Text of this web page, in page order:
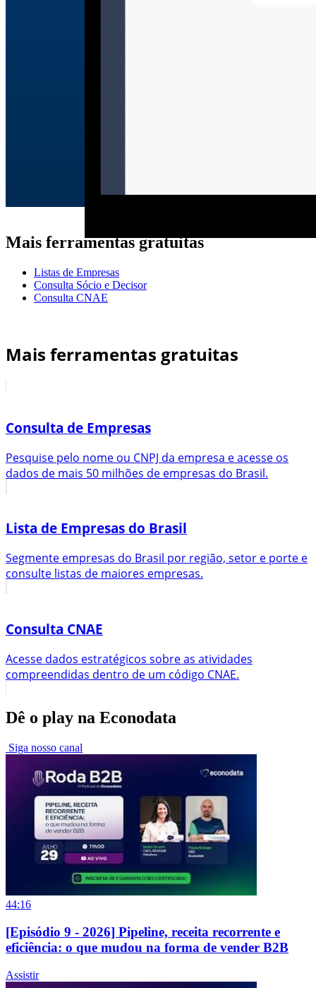
Mais ferramentas gratuitas
Listas de Empresas
Consulta Sócio e Decisor
Consulta CNAE
Mais ferramentas gratuitas
Consulta de Empresas
Pesquise pelo nome ou CNPJ da empresa e acesse os
dados de mais 50 milhões de empresas do Brasil.
Lista de Empresas do Brasil
Segmente empresas do Brasil por região, setor e porte e
consulte listas de maiores empresas.
Consulta CNAE
Acesse dados estratégicos sobre as atividades
compreendidas dentro de um código CNAE.
Dê o play na Econodata
Siga nosso canal
44:16
[Episódio 9 - 2026] Pipeline, receita recorrente e
eficiência: o que mudou na forma de vender B2B
Assistir